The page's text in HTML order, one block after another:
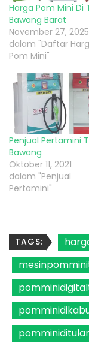
Harga Pom Mini Di
Bawang Barat
November 27, 2025
dalam "Daftar
Pom Mini"
Penjual Pertamini
Bawang
Oktober 11, 2021
dalam "Penjual
Pertamini"
TAGS: